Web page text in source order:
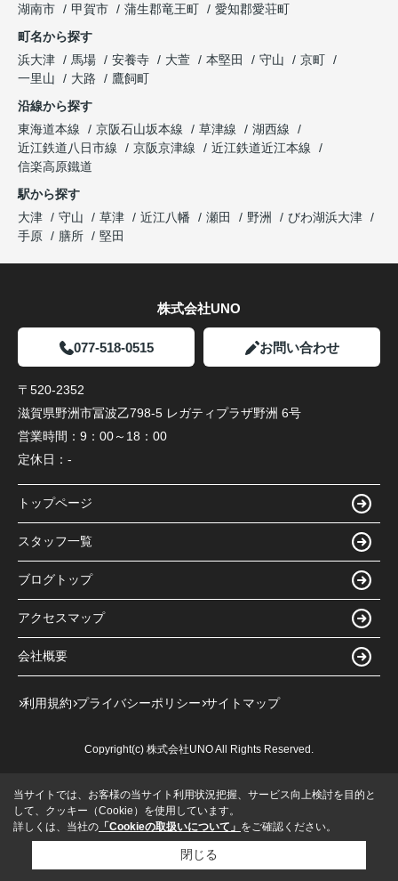
湖南市
甲賀市 蒲生郡竜王町
愛知郡愛荘町
町名から探す
浜大津
馬場 安養寺 大萱 本堅田 守山
京町
一里山
大路
鷹飼町
沿線から探す
東海道本線
京阪石山坂本線 草津線
湖西線
近江鉄道八日市線
京阪京津線
近江鉄道近江本線
信楽高原鐵道
駅から探す
大津
守山 草津 近江八幡 瀬田 野洲
びわ湖浜大津
手原
膳所 堅田
株式会社UNO
077-518-0515 お問い合わせ
〒520-2352
滋賀県野洲市冨波乙798-5 レガティプラザ野洲 6号
営業時間： 9：00～18：00
定休日： -
トップページ
スタッフ一覧
ブログトップ
アクセスマップ
会社概要
利用規約 プライバシーポリシー サイトマップ
Copyright(c) 株式会社UNO All Rights Reserved.
当サイトでは、お客様の当サイト利用状況把握、サービス向上検討を目的と
して、クッキー（Cookie）を使用しています。
詳しくは、当社の 「Cookieの取扱いについて」 をご確認ください。
閉じる